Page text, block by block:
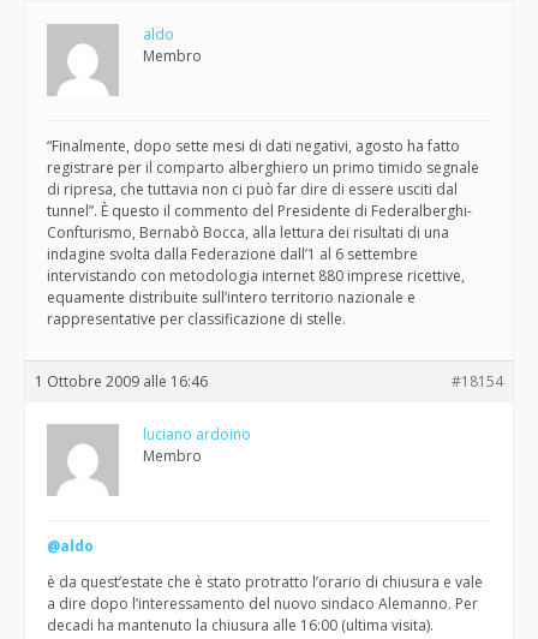
aldo
Membro
“Finalmente, dopo sette mesi di dati negativi, agosto ha fatto
registrare per il comparto alberghiero un primo timido segnale
di ripresa, che tuttavia non ci può far dire di essere usciti dal
tunnel”. È questo il commento del Presidente di Federalberghi-
Confturismo, Bernabò Bocca, alla lettura dei risultati di una
indagine svolta dalla Federazione dall’1 al 6 settembre
intervistando con metodologia internet 880 imprese ricettive,
equamente distribuite sull’intero territorio nazionale e
rappresentative per classificazione di stelle.
1 Ottobre 2009 alle 16:46 #18154
luciano ardoino
Membro
@aldo
è da quest’estate che è stato protratto l’orario di chiusura e vale
a dire dopo l’interessamento del nuovo sindaco Alemanno. Per
decadi ha mantenuto la chiusura alle 16:00 (ultima visita).